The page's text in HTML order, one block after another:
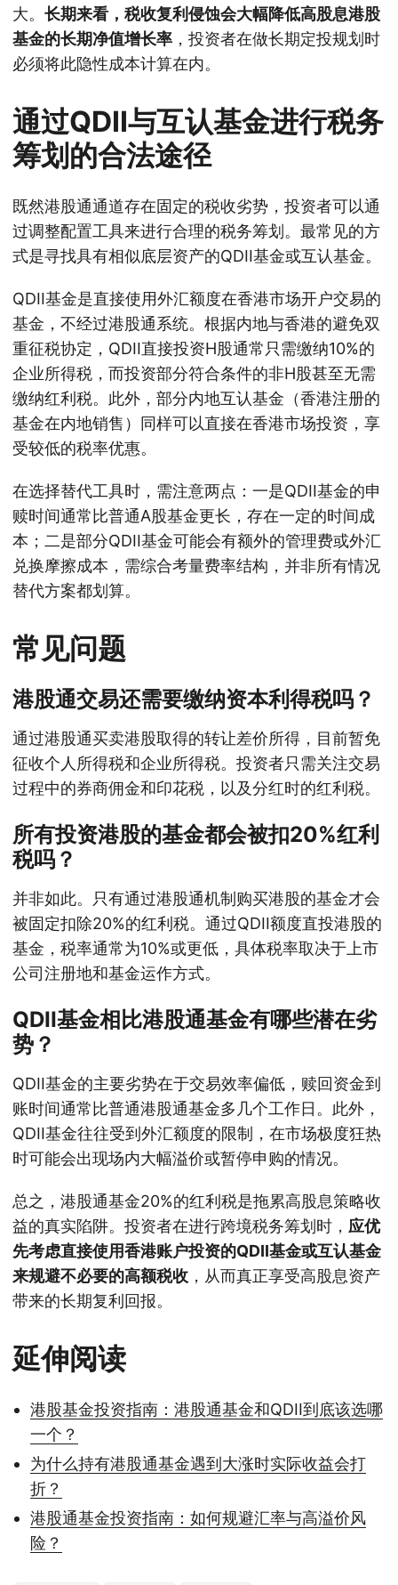
大。 长期来看，税收复利侵蚀会大幅降低高股息港股
基金的长期净值增长率 ，投资者在做长期定投规划时
必须将此隐性成本计算在内。
通过QDII与互认基金进行税务
筹划的合法途径
既然港股通通道存在固定的税收劣势，投资者可以通
过调整配置工具来进行合理的税务筹划。最常见的方
式是寻找具有相似底层资产的QDII基金或互认基金。
QDII基金是直接使用外汇额度在香港市场开户交易的
基金，不经过港股通系统。根据内地与香港的避免双
重征税协定，QDII直接投资H股通常只需缴纳10%的
企业所得税，而投资部分符合条件的非H股甚至无需
缴纳红利税。此外，部分内地互认基金（香港注册的
基金在内地销售）同样可以直接在香港市场投资，享
受较低的税率优惠。
在选择替代工具时，需注意两点：一是QDII基金的申
赎时间通常比普通A股基金更长，存在一定的时间成
本；二是部分QDII基金可能会有额外的管理费或外汇
兑换摩擦成本，需综合考量费率结构，并非所有情况
替代方案都划算。
常见问题
港股通交易还需要缴纳资本利得税吗？
通过港股通买卖港股取得的转让差价所得，目前暂免
征收个人所得税和企业所得税。投资者只需关注交易
过程中的券商佣金和印花税，以及分红时的红利税。
所有投资港股的基金都会被扣20%红利
税吗？
并非如此。只有通过港股通机制购买港股的基金才会
被固定扣除20%的红利税。通过QDII额度直投港股的
基金，税率通常为10%或更低，具体税率取决于上市
公司注册地和基金运作方式。
QDII基金相比港股通基金有哪些潜在劣
势？
QDII基金的主要劣势在于交易效率偏低，赎回资金到
账时间通常比普通港股通基金多几个工作日。此外，
QDII基金往往受到外汇额度的限制，在市场极度狂热
时可能会出现场内大幅溢价或暂停申购的情况。
总之，港股通基金20%的红利税是拖累高股息策略收
益的真实陷阱。投资者在进行跨境税务筹划时， 应优
先考虑直接使用香港账户投资的QDII基金或互认基金
来规避不必要的高额税收 ，从而真正享受高股息资产
带来的长期复利回报。
延伸阅读
港股基金投资指南：港股通基金和QDII到底该选哪
一个？
为什么持有港股通基金遇到大涨时实际收益会打
折？
港股通基金投资指南：如何规避汇率与高溢价风
险？